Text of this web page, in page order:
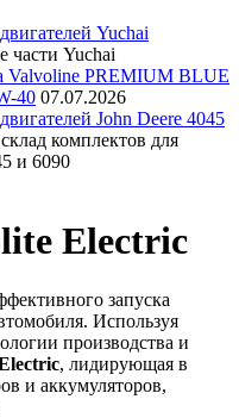
Yuchai
части Yuchai
Valvoline PREMIUM BLUE
40 07.07.2026
John Deere 4045
комплектов для
и 6090
Electric
запуска
Используя
производства и
, лидирующая в
и аккумуляторов,